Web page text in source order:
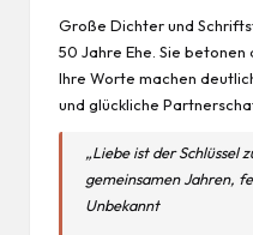
Große Dichter und
50 Jahre Ehe. Sie
Ihre Worte machen
und glückliche
„Liebe ist der Schlüssel
gemeinsamen Jahren,
Unbekannt